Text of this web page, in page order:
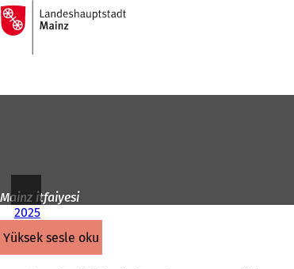
İçeriğe atla
Ana
sayfaya
Mainz itfaiyesi
2025
yüksek sesle oku